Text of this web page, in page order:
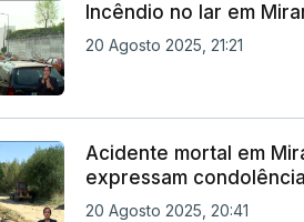
Incêndio no lar em
20 Agosto 2025, 21:21
Acidente mortal em
expressam
20 Agosto 2025, 20:41